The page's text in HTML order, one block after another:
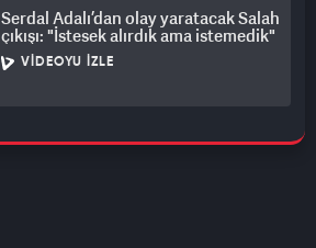
Serdal Adalı’dan olay yaratacak Salah
çıkışı: "İstesek alırdık ama istemedik"
VIDEOYU İZLE